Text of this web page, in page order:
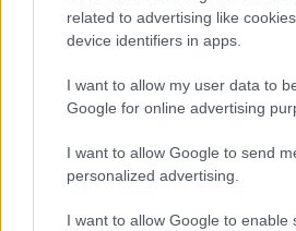
related to advertising like
device identifiers in apps.
I want to allow my user data to
Google for online advertising
I want to allow Google to send
personalized advertising.
I want to allow Google to enable